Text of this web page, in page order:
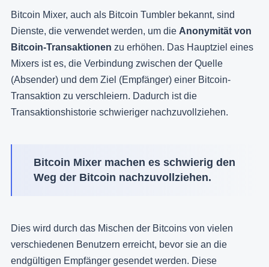
Bitcoin Mixer, auch als Bitcoin Tumbler bekannt, sind
Dienste, die verwendet werden, um die Anonymität von
Bitcoin-Transaktionen zu erhöhen. Das Hauptziel eines
Mixers ist es, die Verbindung zwischen der Quelle
(Absender) und dem Ziel (Empfänger) einer Bitcoin-
Transaktion zu verschleiern. Dadurch ist die
Transaktionshistorie schwieriger nachzuvollziehen.
Bitcoin Mixer machen es schwierig den
Weg der Bitcoin nachzuvollziehen.
Dies wird durch das Mischen der Bitcoins von vielen
verschiedenen Benutzern erreicht, bevor sie an die
endgültigen Empfänger gesendet werden. Diese